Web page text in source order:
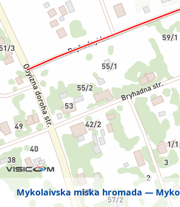
Mykolaivska miska hromada